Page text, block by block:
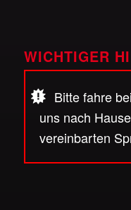
WICHTIGER
Bitte fahre
uns nach
vereinbarten